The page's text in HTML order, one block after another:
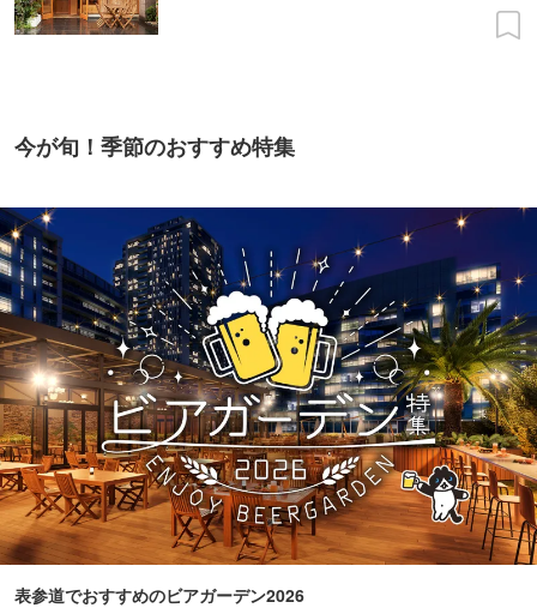
今が旬！季節のおすすめ特集
表参道でおすすめのビアガーデン2026